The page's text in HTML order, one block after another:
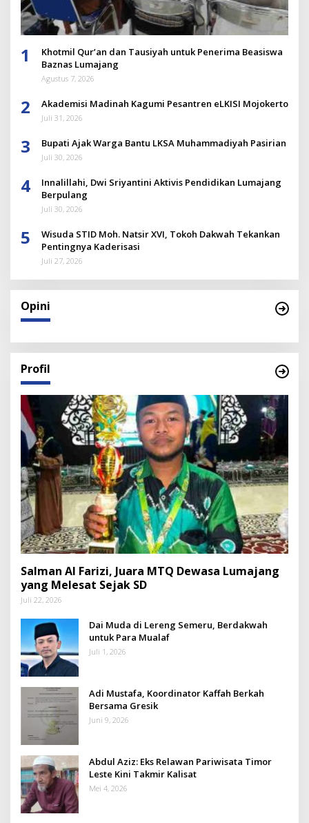
1
Khotmil Qur’an dan Tausiyah untuk Penerima Beasiswa
Baznas Lumajang
Agustus 7, 2026
2 Akademisi Madinah Kagumi Pesantren eLKISI Mojokerto
Juli 31, 2026
3 Bupati Ajak Warga Bantu LKSA Muhammadiyah Pasirian
Juli 30, 2026
4
Innalillahi, Dwi Sriyantini Aktivis Pendidikan Lumajang
Berpulang
Juli 30, 2026
5
Wisuda STID Moh. Natsir XVI, Tokoh Dakwah Tekankan
Pentingnya Kaderisasi
Juli 27, 2026
Opini
Profil
Salman Al Farizi, Juara MTQ Dewasa Lumajang
yang Melesat Sejak SD
Juli 22, 2026
Dai Muda di Lereng Semeru, Berdakwah
untuk Para Mualaf
Juli 1, 2026
Adi Mustafa, Koordinator Kaffah Berkah
Bersama Gresik
Juni 9, 2026
Abdul Aziz: Eks Relawan Pariwisata Timor
Leste Kini Takmir Kalisat
Mei 4, 2026